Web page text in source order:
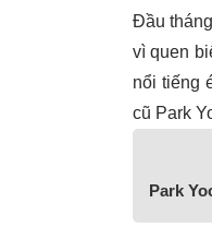
Đầu
vì quen
nổi tiếng
cũ Park
Park